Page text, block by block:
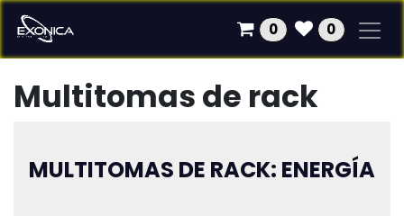
Ir al contenido
0 0
Multitomas de rack
MULTITOMAS DE RACK: ENERGÍA